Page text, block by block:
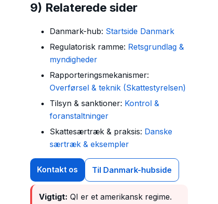
9) Relaterede sider
Danmark-hub: Startside Danmark
Regulatorisk ramme: Retsgrundlag &
myndigheder
Rapporteringsmekanismer:
Overførsel & teknik (Skattestyrelsen)
Tilsyn & sanktioner: Kontrol &
foranstaltninger
Skattesærtræk & praksis: Danske
særtræk & eksempler
Kontakt os Til Danmark-hubside
Vigtigt: QI er et amerikansk regime.